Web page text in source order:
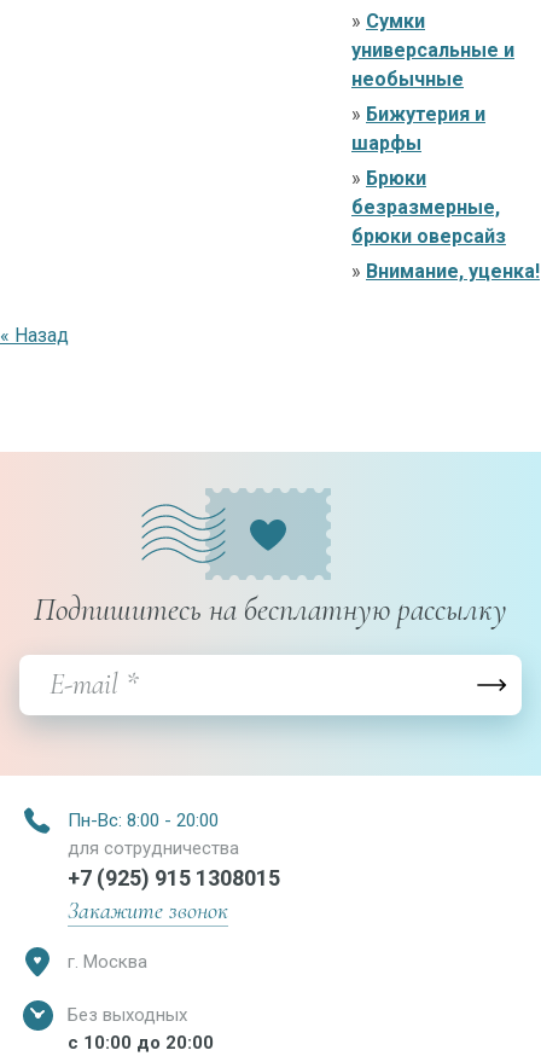
» Сумки
универсальные и
необычные
» Бижутерия и
шарфы
» Брюки
безразмерные,
брюки оверсайз
» Внимание, уценка!
« Назад
Подпишитесь на бесплатную рассылку
Пн-Вс: 8:00 - 20:00
для сотрудничества
+7 (925) 915 1308015
Закажите звонок
г. Москва
Без выходных
с 10:00 до 20:00